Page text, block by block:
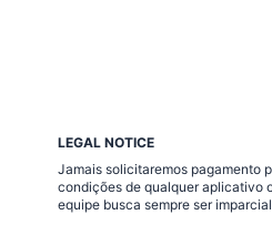
LEGAL NOTICE
Jamais solicitaremos pagamento
condições de qualquer aplicativo
equipe busca sempre ser